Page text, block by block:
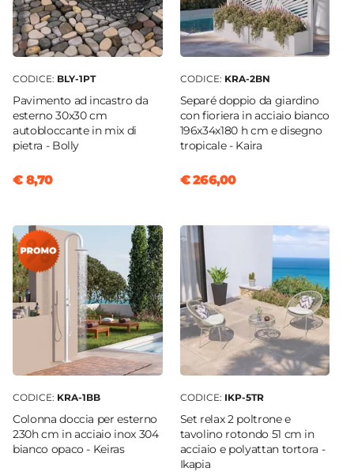
CODICE: BLY-1PT
Pavimento ad incastro da
esterno 30x30 cm
autobloccante in mix di
pietra - Bolly
€ 8,70
CODICE: KRA-2BN
Separé doppio da giardino
con fioriera in acciaio bianco
196x34x180 h cm e disegno
tropicale - Kaira
€ 266,00
CODICE: KRA-1BB
Colonna doccia per esterno
230h cm in acciaio inox 304
bianco opaco - Keiras
CODICE: IKP-5TR
Set relax 2 poltrone e
tavolino rotondo 51 cm in
acciaio e polyattan tortora -
Ikapia